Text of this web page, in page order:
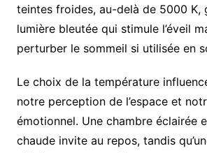
teintes froides, au-delà de 5000 K,
lumière bleutée qui stimule l’éveil
perturber le sommeil si utilisée en
Le choix de la température
notre perception de l’espace et
émotionnel. Une chambre éclairée
chaude invite au repos, tandis